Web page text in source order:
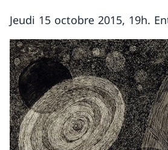
Jeudi 15 octobre 2015, 19h.